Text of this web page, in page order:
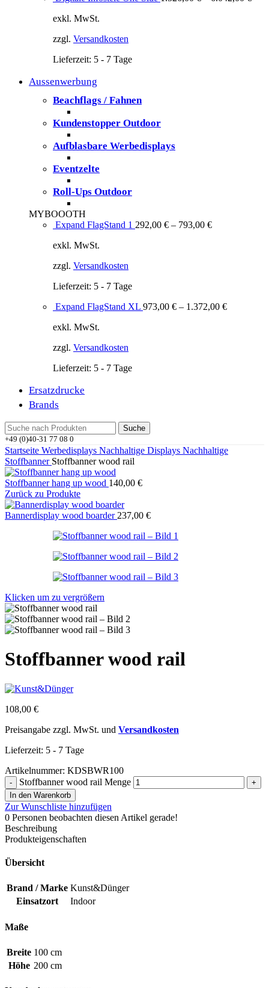
exkl. MwSt.
zzgl. Versandkosten
Lieferzeit: 5 - 7 Tage
Aussenwerbung
Beachflags / Fahnen
Kundenstopper Outdoor
Aufblasbare Werbedisplays
Eventzelte
Roll-Ups Outdoor
MYBOOOTH
Expand FlagStand 1 292,00 € – 793,00 €
exkl. MwSt.
zzgl. Versandkosten
Lieferzeit: 5 - 7 Tage
Expand FlagStand XL 973,00 € – 1.372,00 €
exkl. MwSt.
zzgl. Versandkosten
Lieferzeit: 5 - 7 Tage
Ersatzdrucke
Brands
Suche
+49 (0)40-31 77 08 0
Startseite Werbedisplays Nachhaltige Displays Nachhaltige
Stoffbanner Stoffbanner wood rail
Stoffbanner hang up wood 140,00 €
Zurück zu Produkte
Bannerdisplay wood boarder 237,00 €
Klicken um zu vergrößern
Stoffbanner wood rail
108,00 €
Preisangabe zzgl. MwSt. und Versandkosten
Lieferzeit: 5 - 7 Tage
Artikelnummer: KDSBWR100
Stoffbanner wood rail Menge
In den Warenkorb
Zur Wunschliste hinzufügen
0 Personen beobachten diesen Artikel gerade!
Beschreibung
Produkteigenschaften
Übersicht
Brand / Marke Kunst&Dünger
Einsatzort
Indoor
Maße
Breite 100 cm
Höhe 200 cm